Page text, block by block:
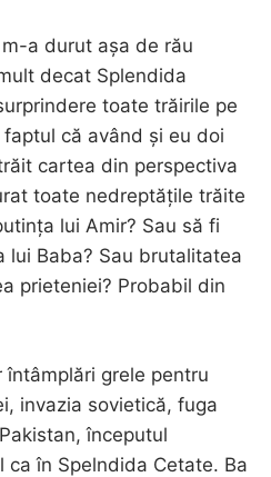
a durut așa de rău
decat Splendida
toate trăirile pe
că având și eu doi
cartea din perspectiva
toate nedreptățile trăite
lui Amir? Sau să fi
lui Baba? Sau brutalitatea
prieteniei? Probabil din
întâmplări grele pentru
invazia sovietică, fuga
începutul
ca în Spelndida Cetate. Ba